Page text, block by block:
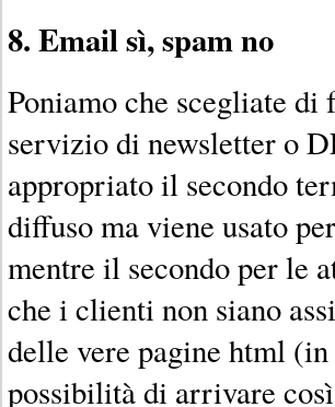
8. Email sì, spam no
Poniamo che scegliate
servizio di newsletter o
appropriato il secondo
diffuso ma viene usato
mentre il secondo per le
che i clienti non siano
delle vere pagine html
possibilità di arrivare